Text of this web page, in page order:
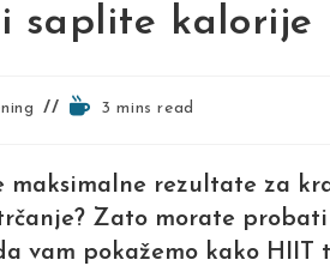
saplite kalorije
Reading3 mins read
rezultate za
Zato morate
vam pokažemo kako